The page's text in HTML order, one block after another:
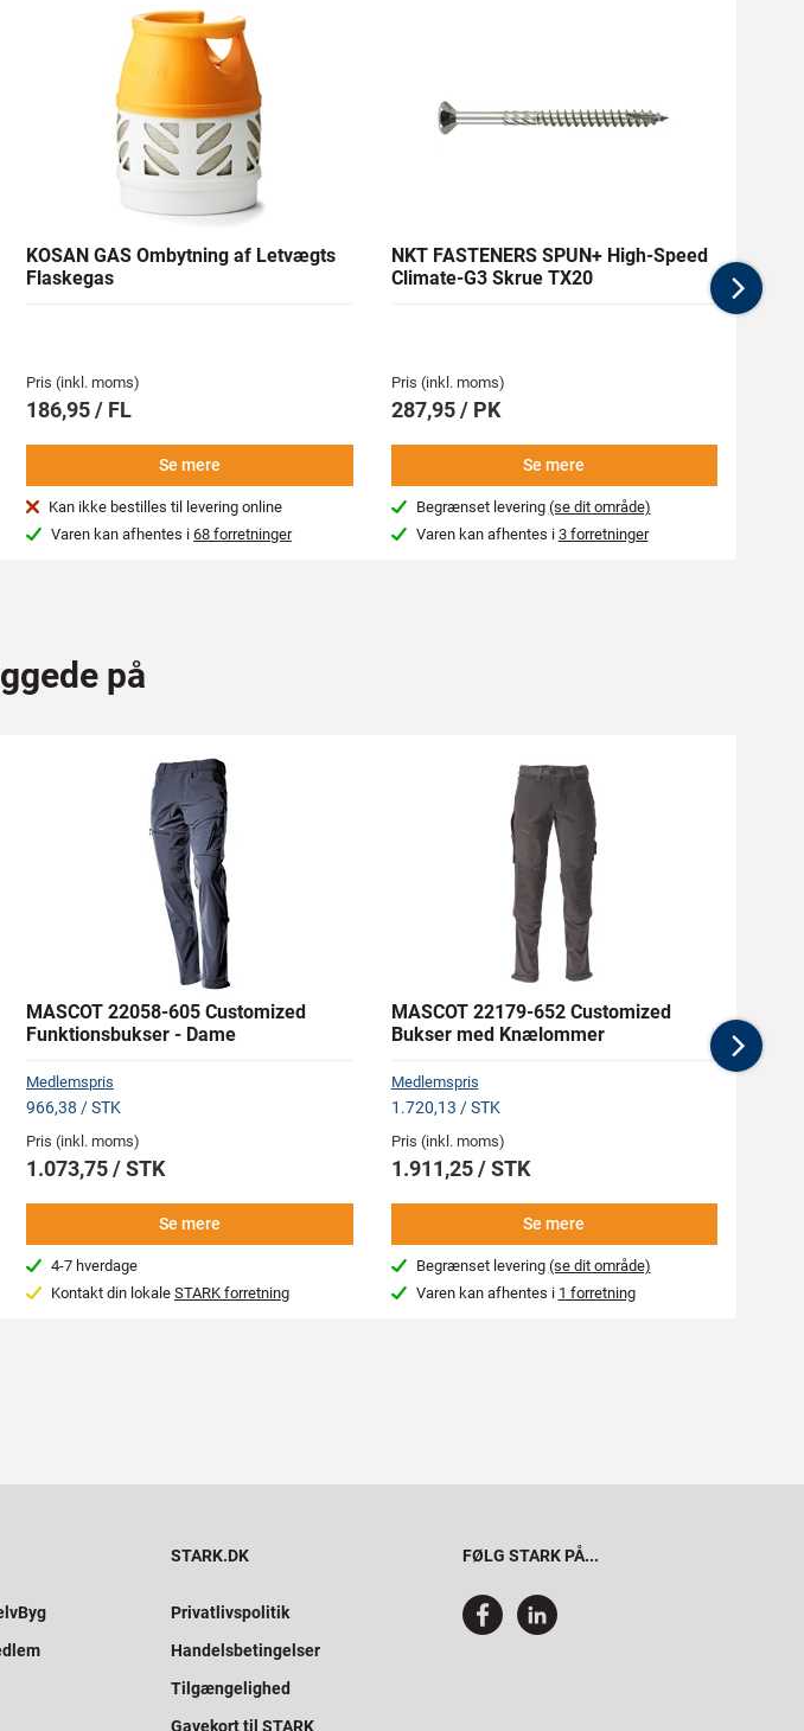
KOSAN GAS Ombytning af Letvægts
Flaskegas
Pris (inkl. moms)
186,95 / FL
Se mere
Kan ikke bestilles til levering online
Varen kan afhentes i68 forretninger
NKT FASTENERS SPUN+ High-Speed
Climate-G3 Skrue TX20
Pris (inkl. moms)
287,95 / PK
Se mere
Begrænset levering (se dit område)
Varen kan afhentes i 3 forretninger
på
MASCOT 22058-605 Customized
Funktionsbukser - Dame
Medlemspris
966,38 / STK
Pris (inkl. moms)
1.073,75 / STK
Se mere
4-7 hverdage
Kontakt din lokale STARK forretning
MASCOT 22179-652 Customized
Bukser med Knælommer
Medlemspris
1.720,13 / STK
Pris (inkl. moms)
1.911,25 / STK
Se mere
Begrænset levering (se dit område)
Varen kan afhentes i 1 forretning
STARK.DK
Privatlivspolitik
Handelsbetingelser
Tilgængelighed
Gavekort til STARK
FØLG STARK PÅ...